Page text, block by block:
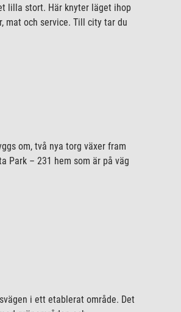
lilla stort. Här knyter läget ihop
mat och service. Till city tar du
om, två nya torg växer fram
Park – 231 hem som är på väg
i ett etablerat område. Det